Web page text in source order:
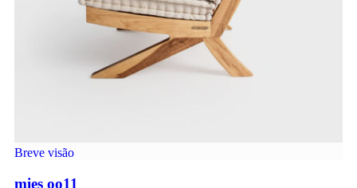
Breve visão
mies oo11